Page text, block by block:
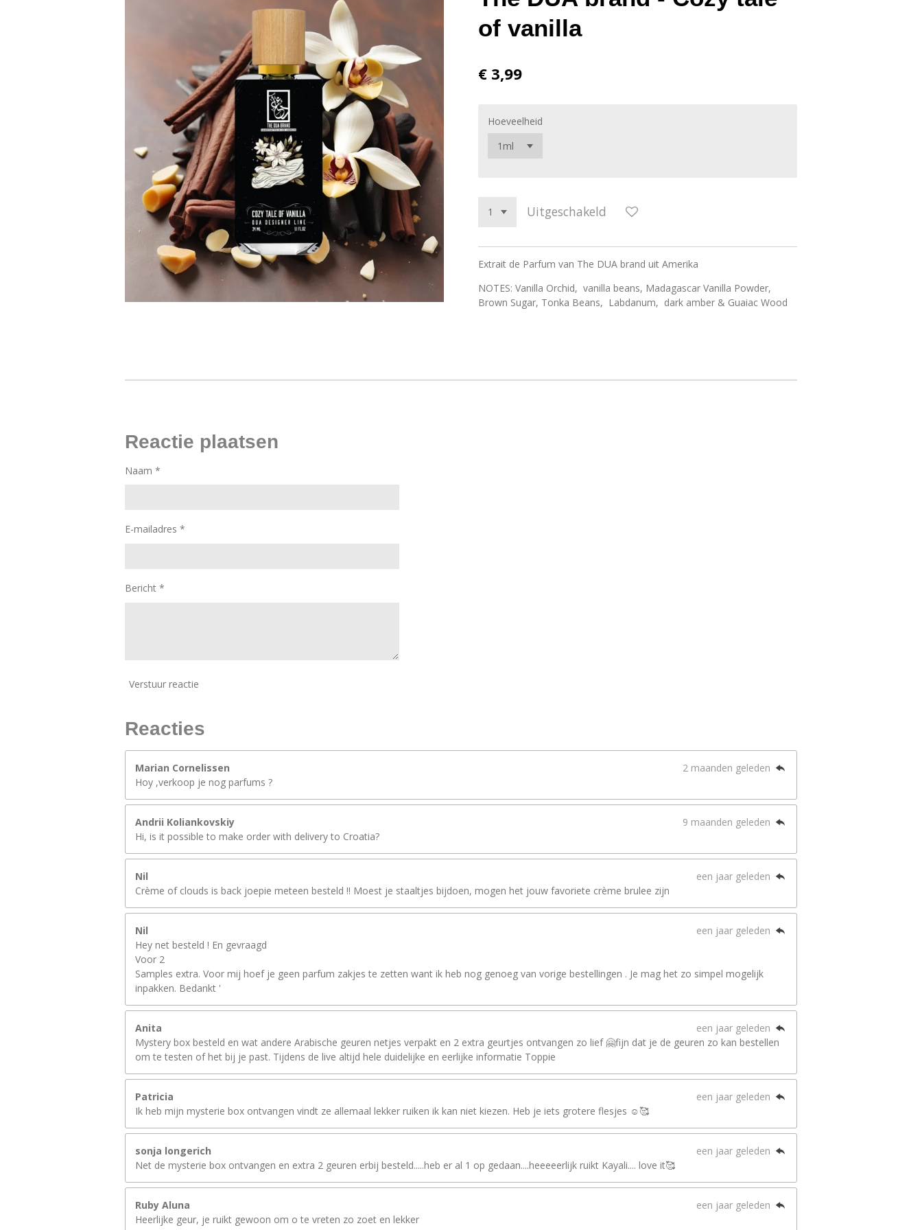
of vanilla
€ 3,99
Hoeveelheid
Uitgeschakeld
Extrait de Parfum van The DUA brand uit Amerika
NOTES: Vanilla Orchid, vanilla beans, Madagascar Vanilla Powder,
Brown Sugar, Tonka Beans, Labdanum, dark amber & Guaiac Wood
Reactie plaatsen
Naam *
E-mailadres *
Bericht *
Verstuur reactie
Reacties
Marian Cornelissen
2 maanden geleden
Hoy ,verkoop je nog parfums ?
Andrii Koliankovskiy
9 maanden geleden
Hi, is it possible to make order with delivery to Croatia?
Nil
een jaar geleden
Crème of clouds is back joepie meteen besteld !! Moest je staaltjes bijdoen, mogen het jouw favoriete crème brulee zijn
Nil
een jaar geleden
Hey net besteld ! En gevraagd
Voor 2
Samples extra. Voor mij hoef je geen parfum zakjes te zetten want ik heb nog genoeg van vorige bestellingen . Je mag het zo simpel mogelijk
inpakken. Bedankt '
Anita
een jaar geleden
Mystery box besteld en wat andere Arabische geuren netjes verpakt en 2 extra geurtjes ontvangen zo lief 🤗fijn dat je de geuren zo kan bestellen
om te testen of het bij je past. Tijdens de live altijd hele duidelijke en eerlijke informatie Toppie
Patricia
een jaar geleden
Ik heb mijn mysterie box ontvangen vindt ze allemaal lekker ruiken ik kan niet kiezen. Heb je iets grotere flesjes ☺️🥰
sonja longerich
een jaar geleden
Net de mysterie box ontvangen en extra 2 geuren erbij besteld.....heb er al 1 op gedaan....heeeeerlijk ruikt Kayali.... love it🥰
Ruby Aluna
een jaar geleden
Heerlijke geur, je ruikt gewoon om o te vreten zo zoet en lekker